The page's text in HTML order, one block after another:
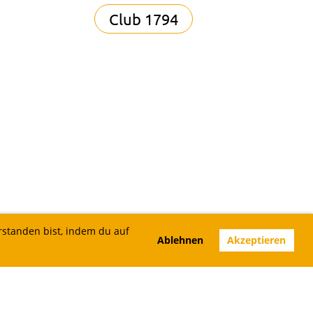
bist, indem du auf
Ablehnen Akzeptieren
Club 1794